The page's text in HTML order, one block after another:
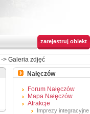
zarejestruj obiekt
-> Galeria zdjęć
Nałęczów
Forum Nałęczów
Mapa Nałęczów
Atrakcje
Imprezy integracyjne